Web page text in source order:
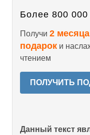
Более 800 000
Получи 2
подарок и
чтением
ПОЛУЧИТЬ
Данный текст